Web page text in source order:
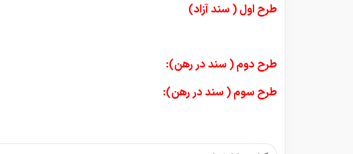
طرح اول ( سند آزاد)
طرح دوم ( سند در رهن):
طرح سوم ( سند در رهن):